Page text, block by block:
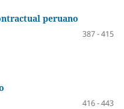
peruano
387 - 415
416 - 443